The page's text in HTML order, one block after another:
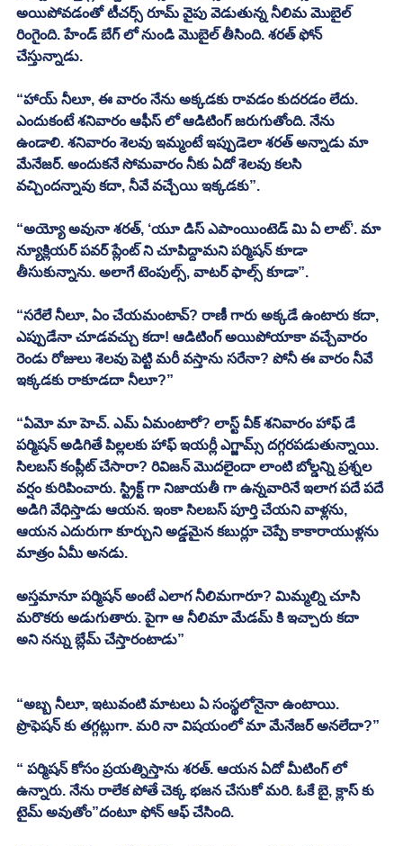
అయిపోవడంతో టీచర్స్ రూమ్ వైపు వెడుతున్న నీలిమ మొబైల్
రింగైంది. హేండ్ బేగ్ లో నుండి మొబైల్ తీసింది. శరత్ ఫోన్
చేస్తున్నాడు.
“హాయ్ నీలూ, ఈ వారం నేను అక్కడకు రావడం కుదరడం లేదు.
ఎందుకంటే శనివారం ఆఫీస్ లో ఆడిటింగ్ జరుగుతోంది. నేను
ఉండాలి. శనివారం శెలవు ఇమ్మంటే ఇప్పుడెలా శరత్ అన్నాడు మా
మేనేజర్. అందుకనే సోమవారం నీకు ఏదో శెలవు కలసి
వచ్చిందన్నావు కదా, నీవే వచ్చేయి ఇక్కడకు”.
“అయ్యో అవునా శరత్, ‘యూ డిస్ ఎపాంయింటెడ్ మి ఏ లాట్’. మా
న్యూక్లియర్ పవర్ ప్లేంట్ ని చూపిద్దామని పర్మిషన్ కూడా
తీసుకున్నాను. అలాగే టెంపుల్స్, వాటర్ ఫాల్స్ కూడా”.
“సరేలే నీలూ, ఏం చేయమంటావ్? రాణీ గారు అక్కడే ఉంటారు కదా,
ఎప్పుడేనా చూడవచ్చు కదా! ఆడిటింగ్ అయిపోయాకా వచ్చేవారం
రెండు రోజులు శెలవు పెట్టి మరీ వస్తాను సరేనా? పోనీ ఈ వారం నీవే
ఇక్కడకు రాకూడదా నీలూ?”
“ఏమో మా హెచ్. ఎమ్ ఏమంటారో? లాస్ట్ వీక్ శనివారం హాఫ్ డే
పర్మిషన్ అడిగితే పిల్లలకు హాఫ్ ఇయర్లీ ఎగ్జామ్స్ దగ్గరపడుతున్నాయి.
సిలబస్ కంప్లీట్ చేసారా? రివిజన్ మొదలైందా లాంటి బోల్డన్ని ప్రశ్నల
వర్షం కురిపించారు. స్ట్రిక్ట్ గా నిజాయతీ గా ఉన్నవారినే ఇలాగ పదే పదే
అడిగి వేధిస్తాడు ఆయన. ఇంకా సిలబస్ పూర్తి చేయని వాళ్లను,
ఆయన ఎదురుగా కూర్చుని అడ్డమైన కబుర్లూ చెప్పే కాకారాయుళ్లను
మాత్రం ఏమీ అనడు.
అస్తమానూ పర్మిషన్ అంటే ఎలాగ నీలిమగారూ? మిమ్మల్ని చూసి
మరొకరు అడుగుతారు. పైగా ఆ నీలిమా మేడమ్ కి ఇచ్చారు కదా
అని నన్ను బ్లేమ్ చేస్తారంటాడు”
“అబ్బ నీలూ, ఇటువంటి మాటలు ఏ సంస్థలోనైనా ఉంటాయి.
ప్రొఫెషన్ కు తగ్గట్లుగా. మరి నా విషయంలో మా మేనేజర్ అనలేదా?”
“ పర్మిషన్ కోసం ప్రయత్నిస్తాను శరత్. ఆయన ఏదో మీటింగ్ లో
ఉన్నారు. నేను రాలేక పోతే చెక్క భజన చేసుకో మరి. ఓకే బై, క్లాస్ కు
టైమ్ అవుతోం”దంటూ ఫోన్ ఆఫ్ చేసింది.